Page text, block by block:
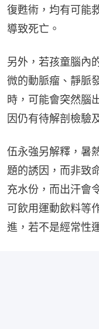
復甦術，均有可能
導致死亡。
另外，若孩童腦內
微的動脈瘤、靜脈
時，可能會突然腦
因仍有待解剖檢驗
伍永強另解釋，暑
題的誘因，而非致
充水份，而出汗會
可飲用運動飲料等
進，若不是經常性